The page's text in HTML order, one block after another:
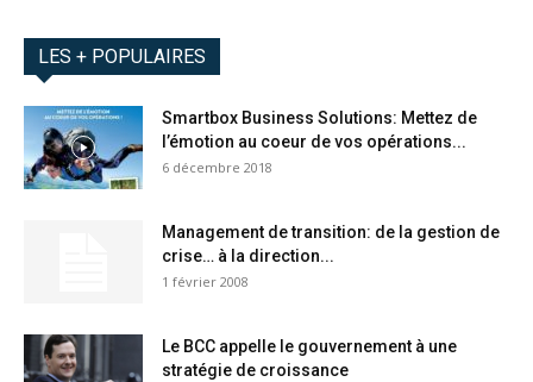
LES + POPULAIRES
Smartbox Business Solutions: Mettez de
l’émotion au coeur de vos opérations...
6 décembre 2018
Management de transition: de la gestion de
crise… à la direction...
1 février 2008
Le BCC appelle le gouvernement à une
stratégie de croissance